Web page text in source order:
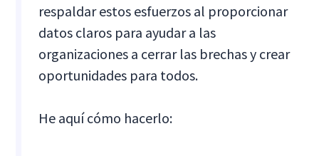
respaldar estos esfuerzos al proporcionar
datos claros para ayudar a las
organizaciones a cerrar las brechas y crear
oportunidades para todos.
He aquí cómo hacerlo: